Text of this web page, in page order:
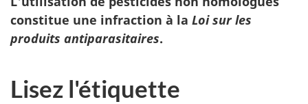
constitue une infraction à la Loi sur les
produits antiparasitaires.
Lisez l'étiquette